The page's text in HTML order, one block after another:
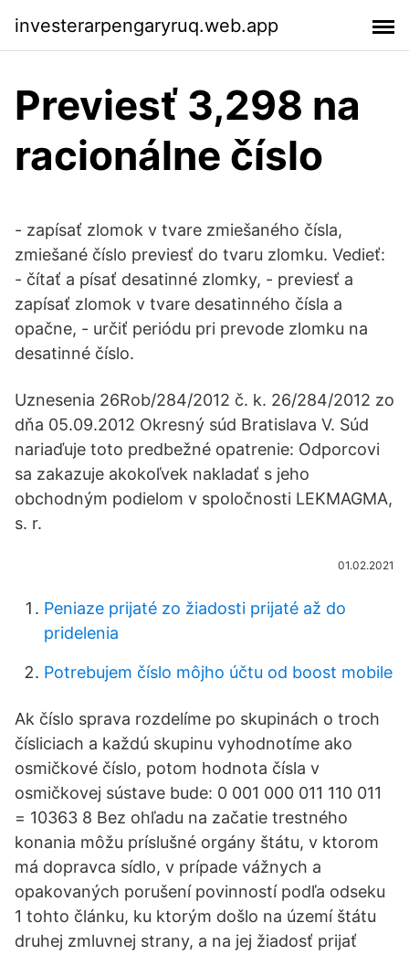
investerarpengaryruq.web.app
Previesť 3,298 na
racionálne číslo
- zapísať zlomok v tvare zmiešaného čísla,
zmiešané číslo previesť do tvaru zlomku. Vedieť:
- čítať a písať desatinné zlomky, - previesť a
zapísať zlomok v tvare desatinného čísla a
opačne, - určiť periódu pri prevode zlomku na
desatinné číslo.
Uznesenia 26Rob/284/2012 č. k. 26/284/2012 zo
dňa 05.09.2012 Okresný súd Bratislava V. Súd
nariaďuje toto predbežné opatrenie: Odporcovi
sa zakazuje akokoľvek nakladať s jeho
obchodným podielom v spoločnosti LEKMAGMA,
s. r.
01.02.2021
Peniaze prijaté zo žiadosti prijaté až do
pridelenia
Potrebujem číslo môjho účtu od boost mobile
Ak číslo sprava rozdelíme po skupinách o troch
čísliciach a každú skupinu vyhodnotíme ako
osmičkové číslo, potom hodnota čísla v
osmičkovej sústave bude: 0 001 000 011 110 011
= 10363 8 Bez ohľadu na začatie trestného
konania môžu príslušné orgány štátu, v ktorom
má dopravca sídlo, v prípade vážnych a
opakovaných porušení povinností podľa odseku
1 tohto článku, ku ktorým došlo na území štátu
druhej zmluvnej strany, a na jej žiadosť prijať